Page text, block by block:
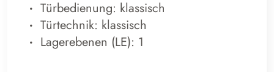
Türbedienung: klassisch
Türtechnik: klassisch
Lagerebenen (LE): 1